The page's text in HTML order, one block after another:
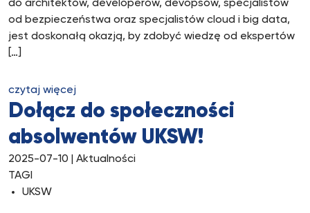
do architektów, developerów, devopsów, specjalistów
od bezpieczeństwa oraz specjalistów cloud i big data,
jest doskonałą okazją, by zdobyć wiedzę od ekspertów
[…]
czytaj więcej
Dołącz do społeczności
absolwentów UKSW!
2025-07-10 | Aktualności
TAGI
UKSW